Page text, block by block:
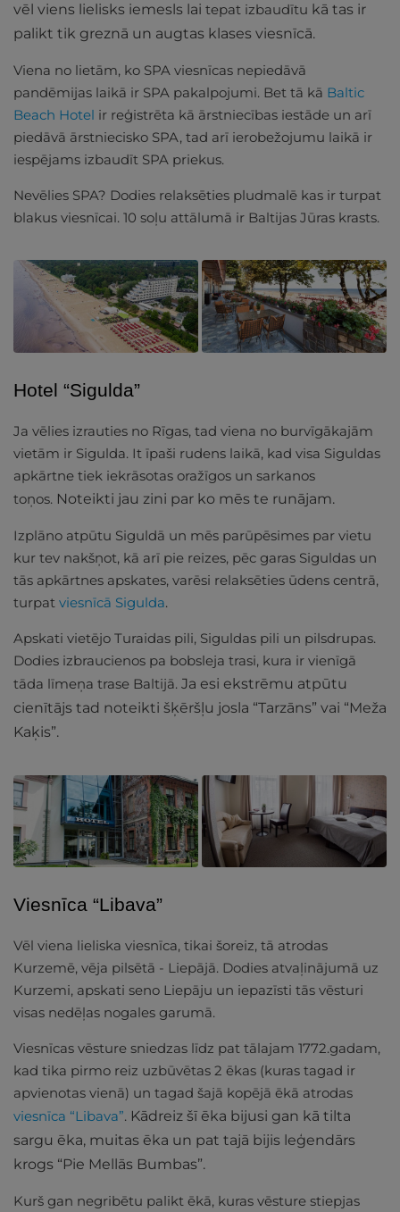
vēl viens lielisks iemesls lai tepat izbaudītu kā tas ir
palikt tik greznā un augtas klases viesnīcā.
Viena no lietām, ko SPA viesnīcas nepiedāvā
pandēmijas laikā ir SPA pakalpojumi. Bet tā kā Baltic
Beach Hotel ir reģistrēta kā ārstniecības iestāde un arī
piedāvā ārstniecisko SPA, tad arī ierobežojumu laikā ir
iespējams izbaudīt SPA priekus.
Nevēlies SPA? Dodies relaksēties pludmalē kas ir turpat
blakus viesnīcai. 10 soļu attālumā ir Baltijas Jūras krasts.
Hotel “Sigulda”
Ja vēlies izrauties no Rīgas, tad viena no burvīgākajām
vietām ir Sigulda. It īpaši rudens laikā, kad visa Siguldas
apkārtne tiek iekrāsotas oražīgos un sarkanos
toņos. Noteikti jau zini par ko mēs te runājam.
Izplāno atpūtu Siguldā un mēs parūpēsimes par vietu
kur tev nakšņot, kā arī pie reizes, pēc garas Siguldas un
tās apkārtnes apskates, varēsi relaksēties ūdens centrā,
turpat viesnīcā Sigulda.
Apskati vietējo Turaidas pili, Siguldas pili un pilsdrupas.
Dodies izbraucienos pa bobsleja trasi, kura ir vienīgā
tāda līmeņa trase Baltijā. Ja esi ekstrēmu atpūtu
cienītājs tad noteikti šķēršļu josla “Tarzāns” vai “Meža
Kaķis”.
Viesnīca “Libava”
Vēl viena lieliska viesnīca, tikai šoreiz, tā atrodas
Kurzemē, vēja pilsētā - Liepājā. Dodies atvaļinājumā uz
Kurzemi, apskati seno Liepāju un iepazīsti tās vēsturi
visas nedēļas nogales garumā.
Viesnīcas vēsture sniedzas līdz pat tālajam 1772.gadam,
kad tika pirmo reiz uzbūvētas 2 ēkas (kuras tagad ir
apvienotas vienā) un tagad šajā kopējā ēkā atrodas
viesnīca “Libava”. Kādreiz šī ēka bijusi gan kā tilta
sargu ēka, muitas ēka un pat tajā bijis leģendārs
krogs “Pie Mellās Bumbas”.
Kurš gan negribētu palikt ēkā, kuras vēsture stiepjas